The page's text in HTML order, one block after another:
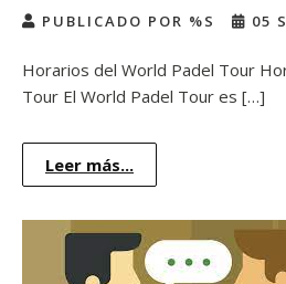
PUBLICADO POR %S 05
Horarios del World Padel Tour
Tour El World Padel Tour es […]
Leer más...